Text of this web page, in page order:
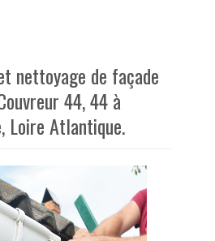
nettoyage de façade
44, 44 à
Loire Atlantique.